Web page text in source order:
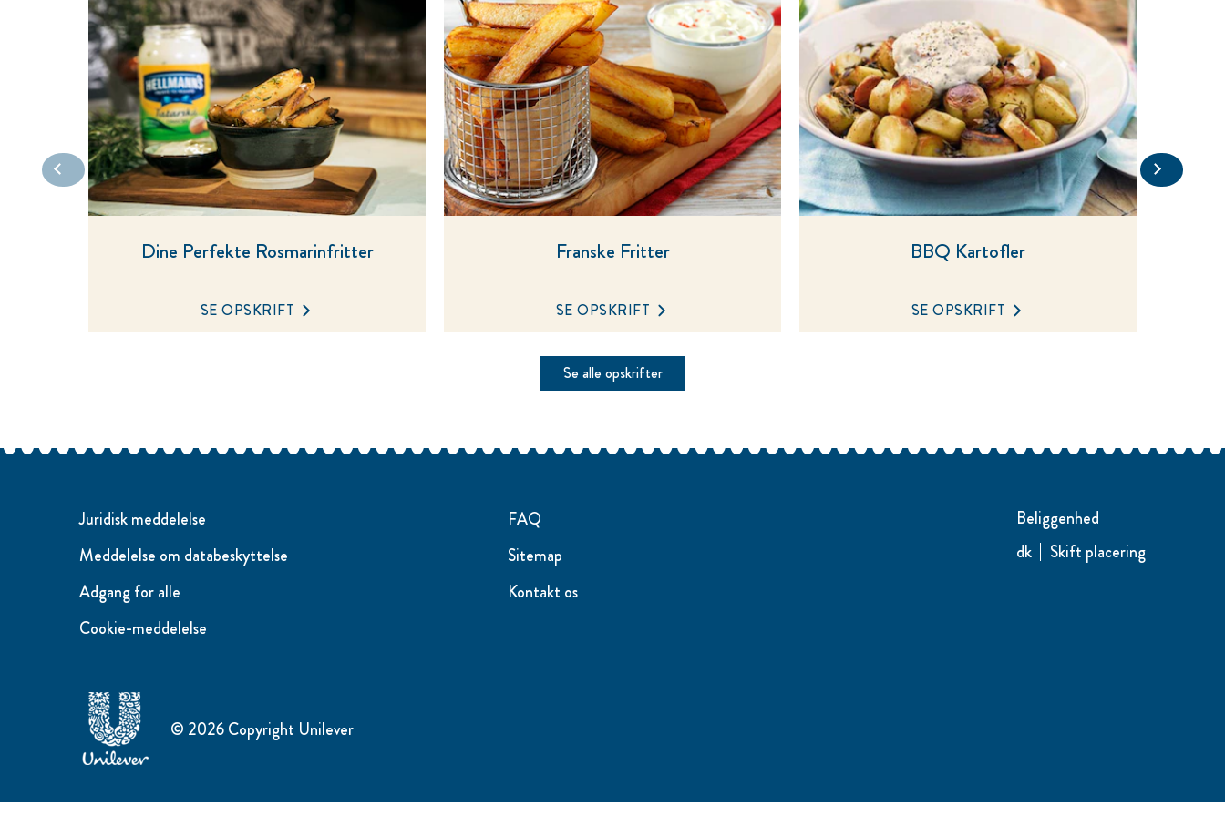
Dine Perfekte Rosmarinfritter
SE OPSKRIFT
Franske Fritter
SE OPSKRIFT
BBQ Kartofler
SE OPSKRIFT
Se alle opskrifter
Juridisk meddelelse
Meddelelse om databeskyttelse
Adgang for alle
Cookie-meddelelse
FAQ
Sitemap
Kontakt os
Beliggenhed
dk
Skift placering